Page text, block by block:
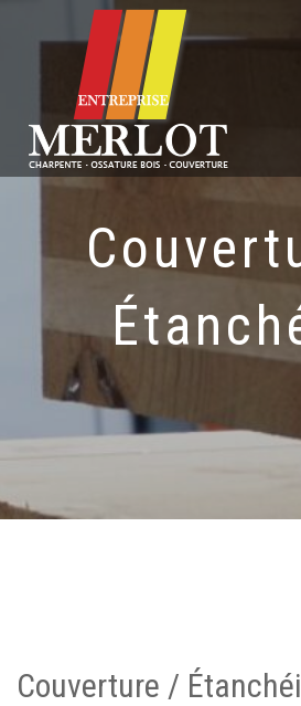
Couverture /